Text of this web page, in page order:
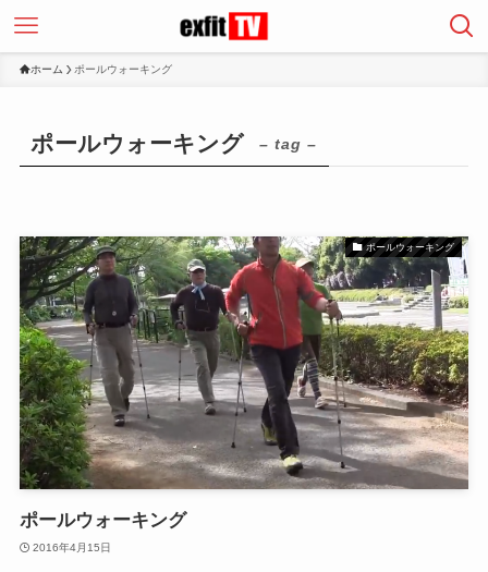
ホーム ポールウォーキング
ポールウォーキング – tag –
ポールウォーキング
ポールウォーキング
2016年4月15日